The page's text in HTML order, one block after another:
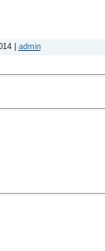
| admin